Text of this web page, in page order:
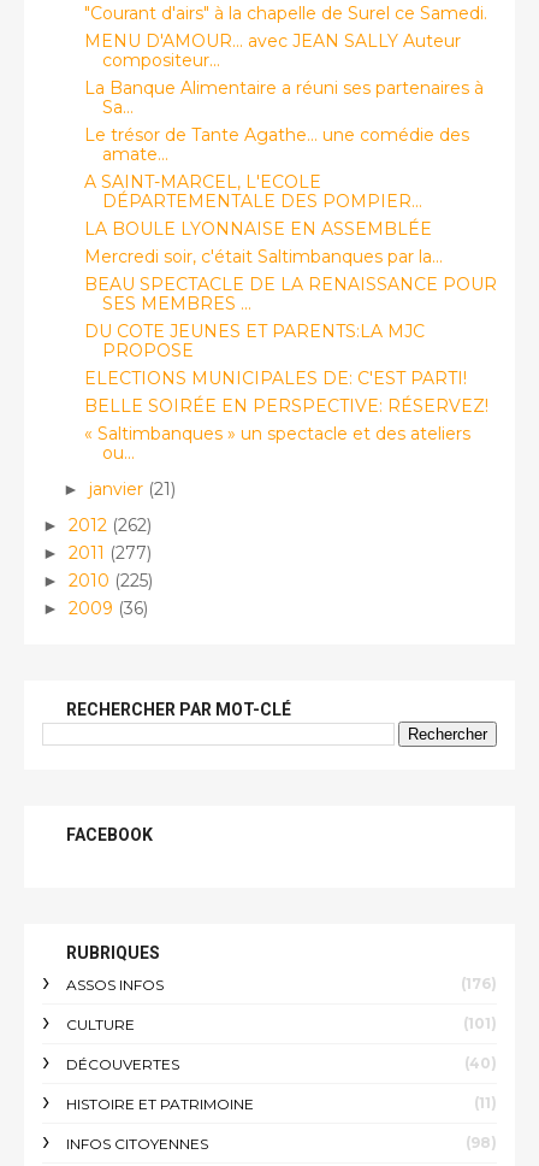
"Courant d'airs" à la chapelle de Surel ce Samedi.
MENU D'AMOUR... avec JEAN SALLY Auteur
compositeur...
La Banque Alimentaire a réuni ses partenaires à
Sa...
Le trésor de Tante Agathe... une comédie des
amate...
A SAINT-MARCEL, L'ECOLE
DÉPARTEMENTALE DES POMPIER...
LA BOULE LYONNAISE EN ASSEMBLÉE
Mercredi soir, c'était Saltimbanques par la...
BEAU SPECTACLE DE LA RENAISSANCE POUR
SES MEMBRES ...
DU COTE JEUNES ET PARENTS:LA MJC
PROPOSE
ELECTIONS MUNICIPALES DE: C'EST PARTI!
BELLE SOIRÉE EN PERSPECTIVE: RÉSERVEZ!
« Saltimbanques » un spectacle et des ateliers
ou...
► janvier (21)
► 2012 (262)
► 2011 (277)
► 2010 (225)
► 2009 (36)
RECHERCHER PAR MOT-CLÉ
FACEBOOK
RUBRIQUES
ASSOS INFOS (176)
CULTURE (101)
DÉCOUVERTES (40)
HISTOIRE ET PATRIMOINE (11)
INFOS CITOYENNES (98)